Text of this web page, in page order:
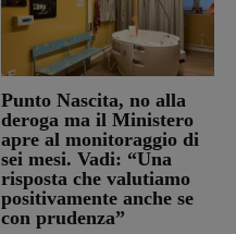
Punto Nascita, no alla
deroga ma il Ministero
apre al monitoraggio di
sei mesi. Vadi: “Una
risposta che valutiamo
positivamente anche se
con prudenza”